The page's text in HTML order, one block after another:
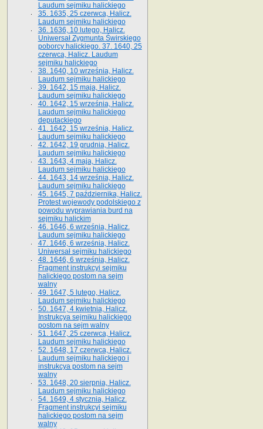
Laudum sejmiku halickiego
35. 1635, 25 czerwca, Halicz.
Laudum sejmiku halickiego
36. 1636, 10 lutego, Halicz.
Uniwersał Zygmunta Świrskiego
poborcy halickiego. 37. 1640, 25
czerwca, Halicz. Laudum
sejmiku halickiego
38. 1640, 10 września, Halicz.
Laudum sejmiku halickiego
39. 1642, 15 maja, Halicz.
Laudum sejmiku halickiego
40. 1642, 15 września, Halicz.
Laudum sejmiku halickiego
deputackiego
41. 1642, 15 września, Halicz.
Laudum sejmiku halickiego
42. 1642, 19 grudnia, Halicz.
Laudum sejmiku halickiego
43. 1643, 4 maja, Halicz.
Laudum sejmiku halickiego
44. 1643, 14 września, Halicz.
Laudum sejmiku halickiego
45. 1645, 7 października, Halicz.
Protest wojewody podolskiego z
powodu wyprawiania burd na
sejmiku halickim
46. 1646, 6 września, Halicz.
Laudum sejmiku halickiego
47. 1646, 6 września, Halicz.
Uniwersał sejmiku halickiego
48. 1646, 6 września, Halicz.
Fragment instrukcyi sejmiku
halickiego postom na sejm
walny
49. 1647, 5 lutego, Halicz.
Laudum sejmiku halickiego
50. 1647, 4 kwietnia, Halicz.
Instrukcya sejmiku halickiego
postom na sejm walny
51. 1647, 25 czerwca, Halicz.
Laudum sejmiku halickiego
52. 1648, 17 czerwca, Halicz.
Laudum sejmiku halickiego i
instrukcya postom na sejm
walny
53. 1648, 20 sierpnia, Halicz.
Laudum sejmiku halickiego
54. 1649, 4 stycznia, Halicz.
Fragment instrukcyi sejmiku
halickiego postom na sejm
walny